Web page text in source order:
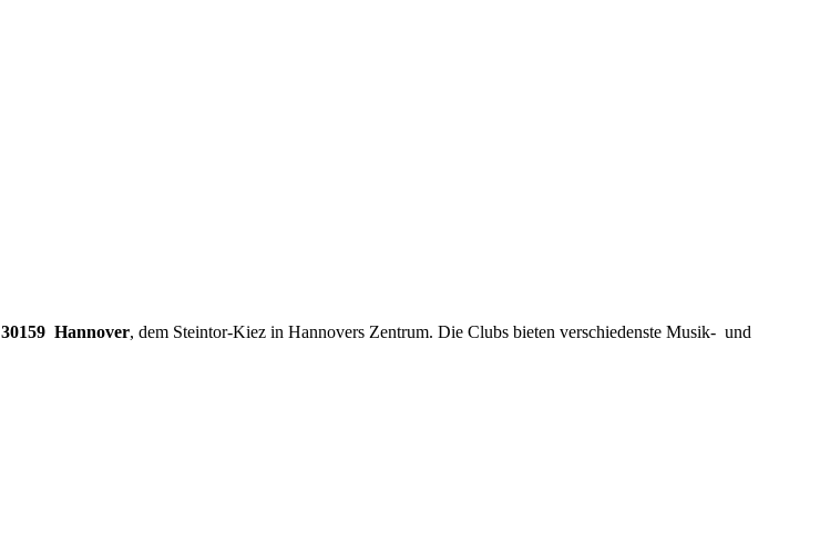
30159 Hannover, dem Steintor-Kiez in Hannovers Zentrum. Die Clubs bieten verschiedenste Musik- und